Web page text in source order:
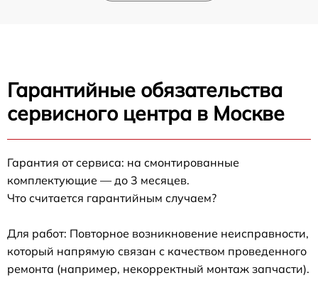
Гарантийные обязательства
сервисного центра в Москве
Гарантия от сервиса: на смонтированные
комплектующие — до 3 месяцев.
Что считается гарантийным случаем?
Для работ: Повторное возникновение неисправности,
который напрямую связан с качеством проведенного
ремонта (например, некорректный монтаж запчасти).